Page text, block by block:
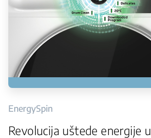
EnergySpin
Revolucija uštede energije u